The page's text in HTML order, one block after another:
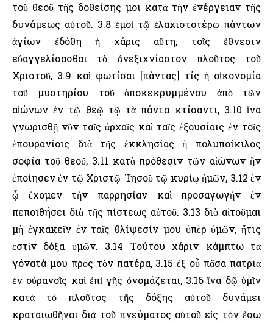
τοῦ θεοῦ τῆς δοθείσης μοι κατὰ τὴν ἐνέργειαν τῆς
δυνάμεως αὐτοῦ. 3.8 ἐμοὶ τῷ ἐλαχιστοτέρῳ πάντων
ἁγίων ἐδόθη ἡ χάρις αὕτη, τοῖς ἔθνεσιν
εὐαγγελίσασθαι τὸ ἀνεξιχνίαστον πλοῦτος τοῦ
Χριστοῦ, 3.9 καὶ φωτίσαι [πάντας] τίς ἡ οἰκονομία
τοῦ μυστηρίου τοῦ ἀποκεκρυμμένου ἀπὸ τῶν
αἰώνων ἐν τῷ θεῷ τῷ τὰ πάντα κτίσαντι, 3.10 ἵνα
γνωρισθῇ νῦν ταῖς ἀρχαῖς καὶ ταῖς ἐξουσίαις ἐν τοῖς
ἐπουρανίοις διὰ τῆς ἐκκλησίας ἡ πολυποίκιλος
σοφία τοῦ θεοῦ, 3.11 κατὰ πρόθεσιν τῶν αἰώνων ἣν
ἐποίησεν ἐν τῷ Χριστῷ ᾽Ιησοῦ τῷ κυρίῳ ἡμῶν, 3.12 ἐν
ᾧ ἔχομεν τὴν παρρησίαν καὶ προσαγωγὴν ἐν
πεποιθήσει διὰ τῆς πίστεως αὐτοῦ. 3.13 διὸ αἰτοῦμαι
μὴ ἐγκακεῖν ἐν ταῖς θλίψεσίν μου ὑπὲρ ὑμῶν, ἥτις
ἐστὶν δόξα ὑμῶν. 3.14 Τούτου χάριν κάμπτω τὰ
γόνατά μου πρὸς τὸν πατέρα, 3.15 ἐξ οὗ πᾶσα πατριὰ
ἐν οὐρανοῖς καὶ ἐπὶ γῆς ὀνομάζεται, 3.16 ἵνα δῷ ὑμῖν
κατὰ τὸ πλοῦτος τῆς δόξης αὐτοῦ δυνάμει
κραταιωθῆναι διὰ τοῦ πνεύματος αὐτοῦ εἰς τὸν ἔσω